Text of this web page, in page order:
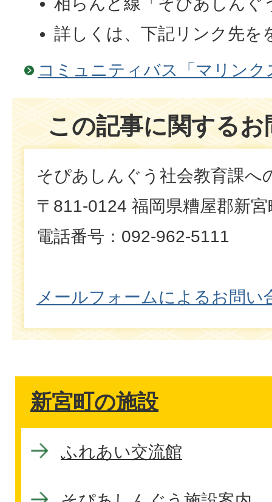
詳しくは、下記リンク先を
コミュニティバス「マリン
この記事に関する
そぴあしんぐう社会教育課へ
〒811-0124 福岡県糟屋郡新
電話番号：092-962-5111
メールフォームによるお問い
新宮町の施設
ふれあい交流館